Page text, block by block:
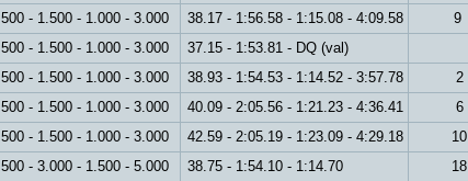
500 - 1.500 - 1.000 - 3.000 38.17 - 1:56.58 - 1:15.08 - 4:09.58
9
500 - 1.500 - 1.000 - 3.000
37.15 - 1:53.81 - DQ (val)
500 - 1.500 - 1.000 - 3.000 38.93 - 1:54.53 - 1:14.52 - 3:57.78
2
500 - 1.500 - 1.000 - 3.000 40.09 - 2:05.56 - 1:21.23 - 4:36.41
6
500 - 1.500 - 1.000 - 3.000 42.59 - 2:05.19 - 1:23.09 - 4:29.18
10
500 - 3.000 - 1.500 - 5.000 38.75 - 1:54.10 - 1:14.70
18